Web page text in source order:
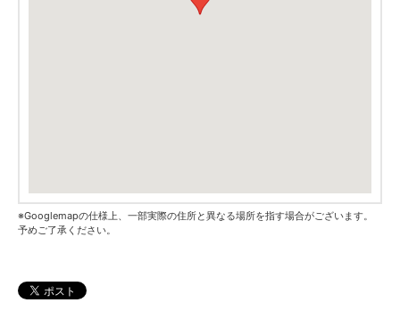
※Googlemapの仕様上、一部実際の住所と異なる場所を指す場合がございます。
予めご了承ください。